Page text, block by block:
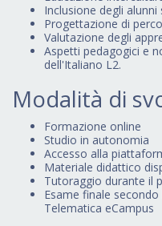
Inclusione degli
Progettazione di
Valutazione degli
Aspetti pedagogici e
dell'Italiano L2.
Modalità di
Formazione online
Studio in autonomia
Accesso alla
Materiale didattico
Tutoraggio durante il
Esame finale
Telematica eCampus